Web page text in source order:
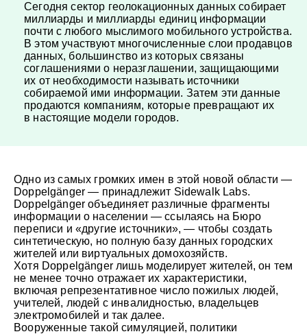
Сегодня сектор геолокационных данных собирает
миллиарды и миллиарды единиц информации
почти с любого мыслимого мобильного устройства.
В этом участвуют многочисленные слои продавцов
данных, большинство из которых связаны
соглашениями о неразглашении, защищающими
их от необходимости называть источники
собираемой ими информации. Затем эти данные
продаются компаниям, которые превращают их
в настоящие модели городов.
Одно из самых громких имен в этой новой области —
Doppelgänger — принадлежит Sidewalk Labs.
Doppelgänger объединяет различные фрагменты
информации о населении — ссылаясь на Бюро
переписи и «другие источники», — чтобы создать
синтетическую, но полную базу данных городских
жителей или виртуальных домохозяйств.
Хотя Doppelgänger лишь моделирует жителей, он тем
не менее точно отражает их характеристики,
включая репрезентативное число пожилых людей,
учителей, людей с инвалидностью, владельцев
электромобилей и так далее.
Вооруженные такой симуляцией, политики